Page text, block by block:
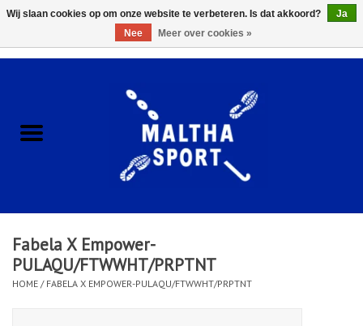
ACCESSOIRES/HARDWARE
KLEDING
CLUBSHOPS
Fabela X Empower-
PULAQU/FTWWHT/PRPTNT
HOME / FABELA X EMPOWER-PULAQU/FTWWHT/PRPTNT
Wij slaan cookies op om onze website te verbeteren. Is dat akkoord?
Ja
Nee
Meer over cookies »